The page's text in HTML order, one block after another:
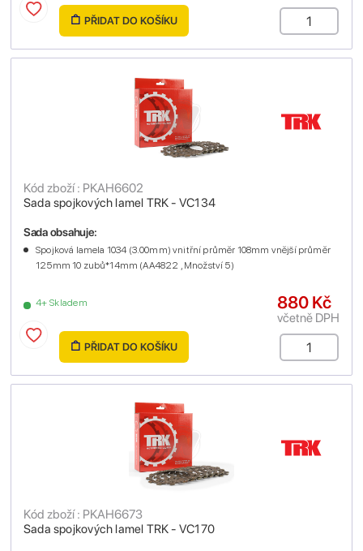
PŘIDAT DO KOŠÍKU
Sada spojkových lamel TRK - VC134
Kód zboží : PKAH6602
4+ Skladem
Sada obsahuje:
Spojková lamela 1034 (3.00mm) vnitřní průměr 108mm vnější průměr
125mm 10 zubů*14mm (AA4822 , Množství 5)
880 Kč
včetně DPH
PŘIDAT DO KOŠÍKU
Sada spojkových lamel TRK - VC170
Kód zboží : PKAH6673